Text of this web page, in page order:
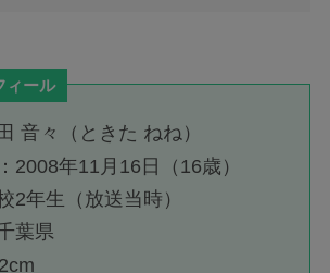
ィール
音々（ときた ねね）
：2008年11月16日（16歳）
2年生（放送当時）
葉県